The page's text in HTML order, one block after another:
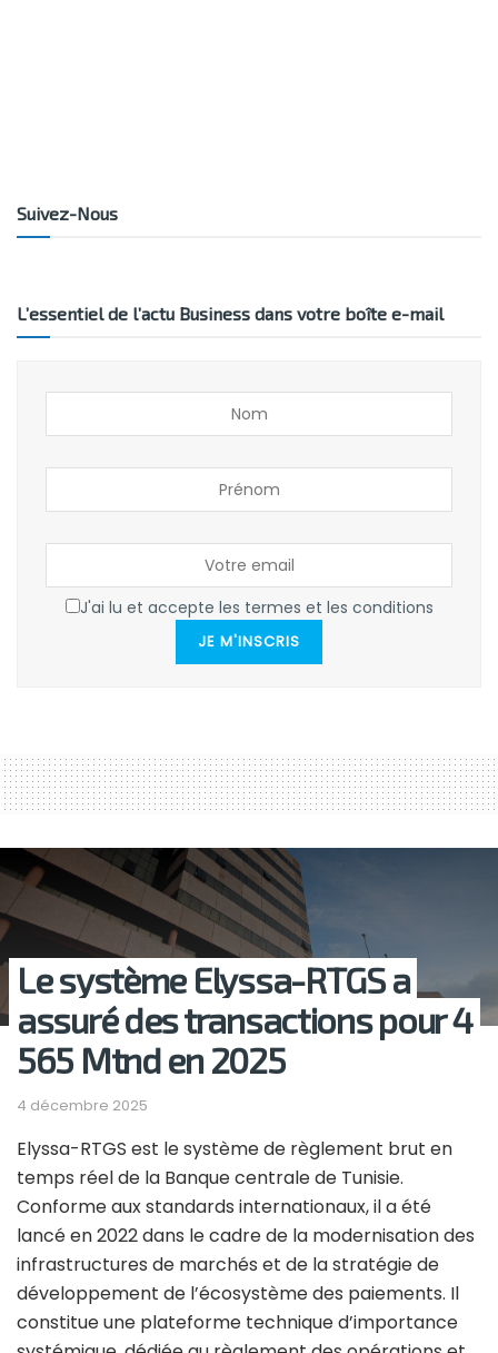
Suivez-Nous
L’essentiel de l’actu Business dans votre boîte e-mail
J'ai lu et accepte les termes et les conditions
JE M'INSCRIS
Le système Elyssa-RTGS a
assuré des transactions pour 4
565 Mtnd en 2025
4 décembre 2025
Elyssa-RTGS est le système de règlement brut en
temps réel de la Banque centrale de Tunisie.
Conforme aux standards internationaux, il a été
lancé en 2022 dans le cadre de la modernisation des
infrastructures de marchés et de la stratégie de
développement de l’écosystème des paiements. Il
constitue une plateforme technique d’importance